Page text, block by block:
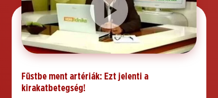
Füstbe ment artériák: Ezt jelenti a
kirakatbetegség!